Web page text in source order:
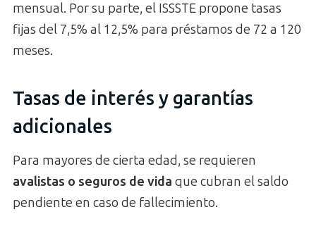
mensual. Por su parte, el ISSSTE propone tasas
fijas del 7,5% al 12,5% para préstamos de 72 a 120
meses.
Tasas de interés y garantías
adicionales
Para mayores de cierta edad, se requieren
avalistas o seguros de vida que cubran el saldo
pendiente en caso de fallecimiento.